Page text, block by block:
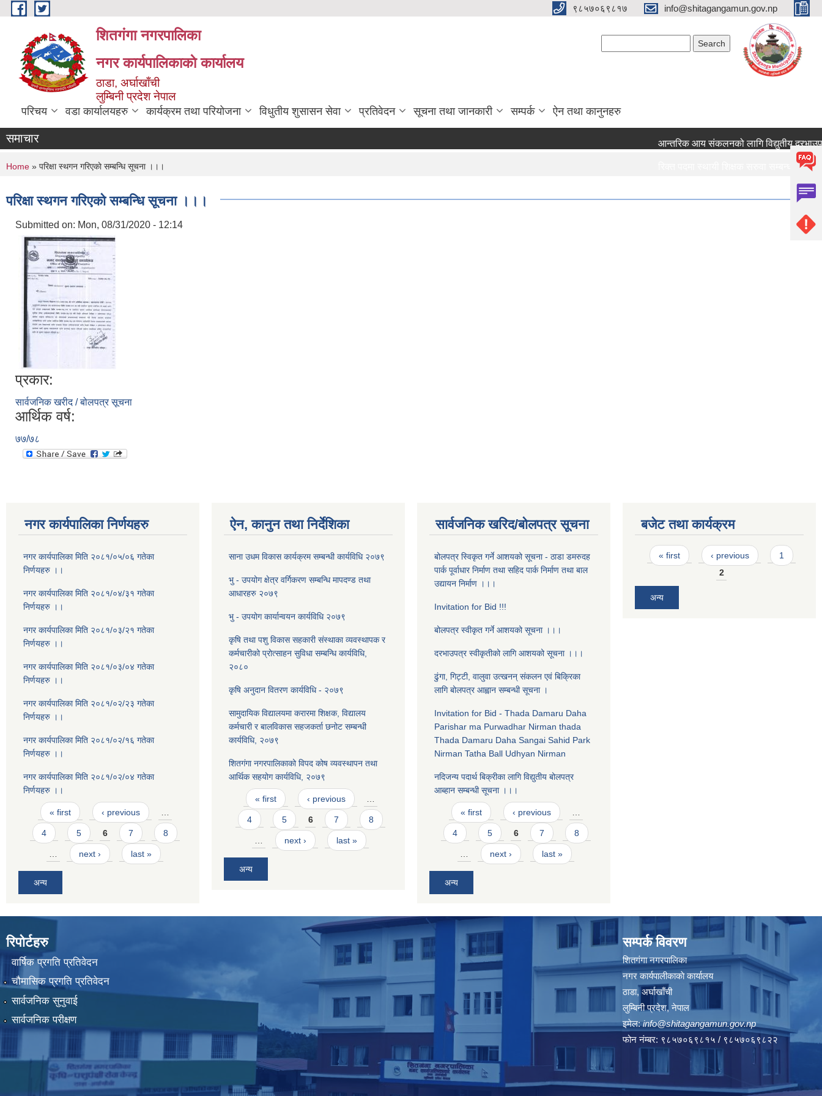
Skip to main content ९८५७०६९८१७ info@shitagangamun.gov.np
शितगंगा नगरपालिका
नगर कार्यपालिकाकाे कार्यालय
ठाडा, अर्घाखाँची
लुम्बिनी प्रदेश नेपाल
परिचय वडा कार्यालयहरु कार्यक्रम तथा परियोजना विधुतीय शुसासन सेवा प्रतिवेदन सूचना तथा जानकारी सम्पर्क ऐन तथा कानुनहरु
समाचार आन्तरिक आय संकलनको लागि विद्युतीय
रिक्त पदमा स्थायी शिक्षक सरुवा सम्बन्धमा ।।।
रिक्त पदमा स्थायी शिक्षक सरुवा सम्बन्धमा ।।।
You are here
Home » परिक्षा स्थगन गरिएकाे सम्बन्धि सूचना ।।।
परिक्षा स्थगन गरिएकाे सम्बन्धि सूचना ।।।
Submitted on: Mon, 08/31/2020 - 12:14
प्रकार:
सार्वजनिक खरीद / बोलपत्र सूचना
आर्थिक वर्ष:
७७/७८
नगर कार्यपालिका निर्णयहरु
नगर कार्यपालिका मिति २०८१/०५/०६ गतेका
निर्णयहरु ।।
नगर कार्यपालिका मिति २०८१/०४/३१ गतेका
निर्णयहरु ।।
नगर कार्यपालिका मिति २०८१/०३/२१ गतेका
निर्णयहरु ।।
नगर कार्यपालिका मिति २०८१/०३/०४ गतेका
निर्णयहरु ।।
नगर कार्यपालिका मिति २०८१/०२/२३ गतेका
निर्णयहरु ।।
नगर कार्यपालिका मिति २०८१/०२/१६ गतेका
निर्णयहरु ।।
नगर कार्यपालिका मिति २०८१/०२/०४ गतेका
निर्णयहरु ।।
Pages
« first ‹ previous
4 5 6 7 8
next › last »
अन्य
ऐन, कानुन तथा निर्देशिका
साना उधम विकास कार्यक्रम सम्बन्धी कार्यविधि २०७९
भु - उपयोग क्षेत्र वर्गिकरण सम्बन्धि मापदण्ड तथा
आधारहरु २०७९
भु - उपयोग कार्यान्वयन कार्यविधि २०७९
कृषि तथा पशु विकास सहकारी संस्थाका व्यवस्थापक र
कर्मचारीको प्रोत्साहन सुविधा सम्बन्धि कार्यविधि,
२०८०
कृषि अनुदान वितरण कार्यविधि - २०७९
सामुदायिक विद्यालयमा करारमा शिक्षक, विद्यालय
कर्मचारी र बालविकास सहजकर्ता छनोट सम्बन्धी
कार्यविधि, २०७९
शितगंगा नगरपालिकाको विपद कोष व्यवस्थापन तथा
आर्थिक सहयोग कार्यविधि, २०७९
Pages
« first ‹ previous
4 5 6 7 8
next › last »
अन्य
सार्वजनिक खरिद/बोलपत्र सूचना
बोलपत्र स्विकृत गर्ने आशयको सूचना - ठाडा डमरुदह
पार्क पूर्वाधार निर्माण तथा सहिद पार्क निर्माण तथा बाल
उद्यायन निर्माण ।।।
Invitation for Bid !!!
बोलपत्र स्वीकृत गर्ने आशयको सूचना ।।।
दरभाउपत्र स्वीकृतीको लागि आशयको सूचना ।।।
ढुंगा, गिट्टी, वालुवा उत्खनन् संकलन एव‌ं बिक्रिका
लागि बोलपत्र आह्वान सम्बन्धी सूचना ।
Invitation for Bid - Thada Damaru Daha
Parishar ma Purwadhar Nirman thada
Thada Damaru Daha Sangai Sahid Park
Nirman Tatha Ball Udhyan Nirman
नदिजन्य पदार्थ बिक्रीका लागि विद्युतीय बोलपत्र
आब्हान सम्बन्धी सूचना ।।।
Pages
« first ‹ previous
4 5 6 7 8
next › last »
अन्य
बजेट तथा कार्यक्रम
Pages
« first ‹ previous
1
2
अन्य
रिपोर्टहरु
वार्षिक प्रगति प्रतिवेदन
चौमासिक प्रगति प्रतिवेदन
सार्वजनिक सुनुवाई
सार्वजनिक परीक्षण
सम्पर्क विवरण
शितगंगा नगरपालिका
नगर कार्यपालीकाकाे कार्यालय
ठाडा, अर्घाखाँची
लुम्बिनी प्रदेश, नेपाल
इमेल:info@shitagangamun.gov.np
फोन नंम्बर: ९८५७०६९८१५ / ९८५७०६९८२२